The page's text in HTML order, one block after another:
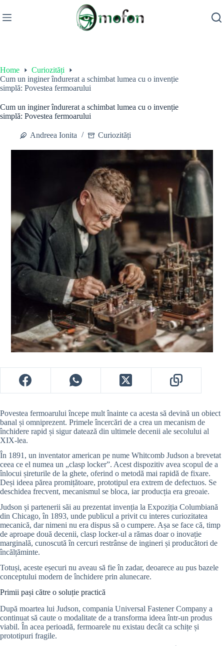
to
content
Home
Curiozități
Cum un inginer îndurerat a schimbat lumea cu o invenție
simplă: Povestea fermoarului
Cum un inginer îndurerat a schimbat lumea cu o invenție
simplă: Povestea fermoarului
Andreea Ionita Curiozități
Povestea fermoarului începe mult înainte ca acesta să devină un obiect
banal și omniprezent. Primele încercări de a crea un mecanism de
închidere rapid și sigur datează din ultimele decenii ale secolului al
XIX-lea.
În 1891, un inventator american pe nume Whitcomb Judson a brevetat
ceea ce el numea un „clasp locker”. Acest dispozitiv avea scopul de a
înlocui șireturile de la ghete, oferind o metodă mai rapidă de fixare.
Deși ideea părea promițătoare, prototipul era extrem de defectuos. Se
deschidea frecvent, mecanismul se bloca, iar producția era greoaie.
Judson și partenerii săi au prezentat invenția la Expoziția Columbiană
din Chicago, în 1893, unde publicul a privit cu interes curiozitatea
mecanică, dar nimeni nu era dispus să o cumpere. Așa se face că, timp
de aproape două decenii, clasp locker-ul a rămas doar o inovație
marginală, cunoscută în cercuri restrânse de ingineri și producători de
încălțăminte.
Totuși, aceste eșecuri nu aveau să fie în zadar, deoarece au pus bazele
conceptului modern de închidere prin alunecare.
Primii pași către o soluție practică
După moartea lui Judson, compania Universal Fastener Company a
continuat să caute o modalitate de a transforma ideea într-un produs
viabil. În acea perioadă, fermoarele nu existau decât ca schițe și
prototipuri fragile.